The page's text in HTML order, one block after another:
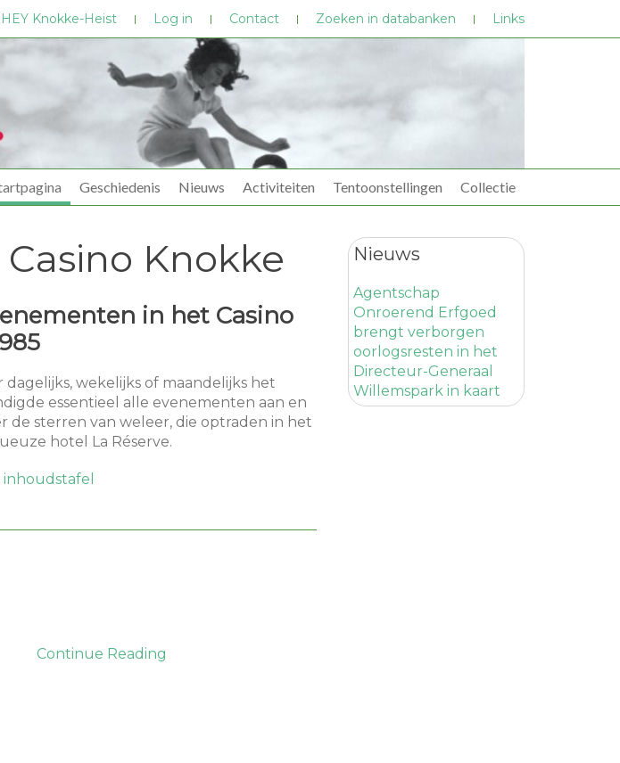
HEY Knokke-Heist Log in Contact Zoeken in databanken Links
Geschiedenis Nieuws Activiteiten Tentoonstellingen Collectie
Knokke
in het Casino
wekelijks of maandelijks het
essentieel alle evenementen aan en
sterren van weleer, die optraden in het
hotel La Réserve.
inhoudstafel
Continue Reading
Nieuws
Agentschap
Onroerend Erfgoed
brengt verborgen
oorlogsresten in het
Directeur-Generaal
Willemspark in kaart